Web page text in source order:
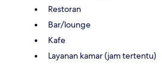
Restoran
Bar/lounge
Kafe
Layanan kamar (jam tertentu)